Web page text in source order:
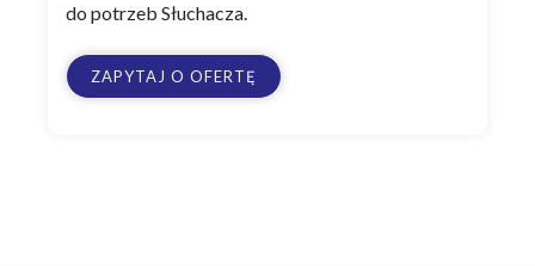
do potrzeb Słuchacza.
ZAPYTAJ O OFERTĘ